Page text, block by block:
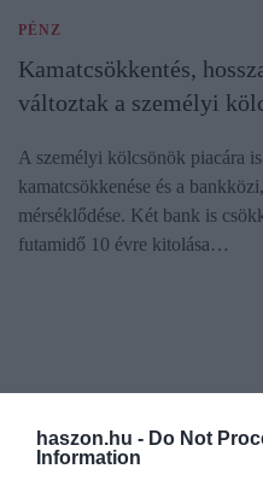
haszon.hu - Do Not
Information
PÉNZ
Kamatcsökkentés,
változtak a személyi
A személyi kölcsönök piacára
kamatcsökkenése és a
mérséklődése. Két bank is
futamidő 10 évre kitolása…